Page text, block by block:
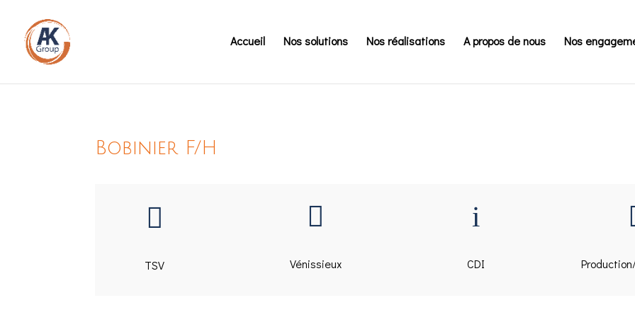
Accueil Nos solutions Nos réalisations A propos de nous Nos
Bobinier F/H

TSV

Vénissieux
i
CDI